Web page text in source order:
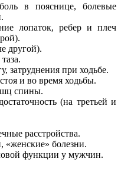
в пояснице, болевые
лопаток, ребер и плеч
другой).
затруднения при ходьбе.
и во время ходьбы.
спины.
(на третьей и
расстройства.
болезни.
функции у мужчин.